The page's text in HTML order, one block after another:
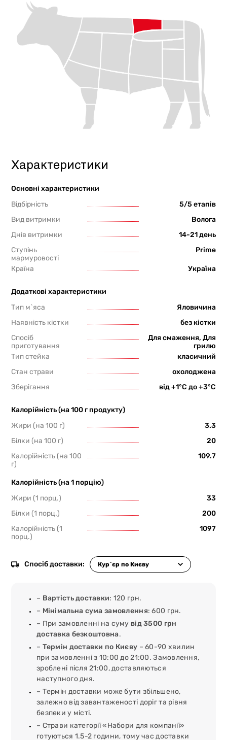
Характеристики
Основні характеристики
Відбірність
5/5 етапів
Вид витримки
Волога
Днів витримки
14-21 день
Ступінь
мармуровості
Prime
Країна Україна
Додаткові характеристики
Тип м`яса
Яловичина
Наявність кістки
без кістки
Спосіб
приготування
Для смаження, Для
грилю
Тип стейка
класичний
Стан страви
охолоджена
Зберігання
від +1°С до +3°С
Калорійність (на 100 г продукту)
Жири (на 100 г)
3.3
Білки (на 100 г)
20
Калорійність (на 100
г)
109.7
Калорійність (на 1 порцію)
Жири (1 порц.)
33
Білки (1 порц.)
200
Калорійність (1
порц.)
1097
Спосіб доставки:
– Вартість доставки: 120 грн.
– Мінімальна сума замовлення: 600 грн.
– При замовленні на суму від 3500 грн
доставка безкоштовна.
– Термін доставки по Києву – 60-90 хвилин
при замовленні з 10:00 до 21:00. Замовлення,
зроблені після 21:00, доставляються
наступного дня.
– Термін доставки може бути збільшено,
залежно від завантаженості доріг та рівня
безпеки у місті.
– Страви категорії «Набори для компанії»
готуються 1.5-2 години, тому час доставки